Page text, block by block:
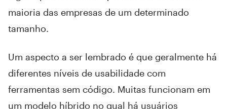
maioria das empresas de um determinado
tamanho.
Um aspecto a ser lembrado é que geralmente há
diferentes níveis de usabilidade com
ferramentas sem código. Muitas funcionam em
um modelo híbrido no qual há usuários